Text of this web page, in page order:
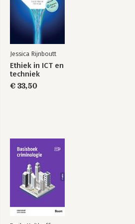
Vragen 35
Hoofdstuk 3 ICT en privacyrecht 39
3.1 Inleiding 39
3.2 Wet- en regelgeving 40
3.3 De verwerking van
3.4 Verplichtingen
3.5 Rechten van de betrokkene 58
Websites 72
Vragen 72
Hoofdstuk 4 ICT en intellectuele-
4.1 Inleiding 75
4.2 Intellectuele-eigendomsrecht 76
4.3 Auteursrecht 80
4.4 Databankenrecht 95
Jessica Rijnboutt
Ethiek in ICT en
techniek
€ 33,50